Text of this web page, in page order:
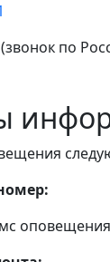
(звонок по